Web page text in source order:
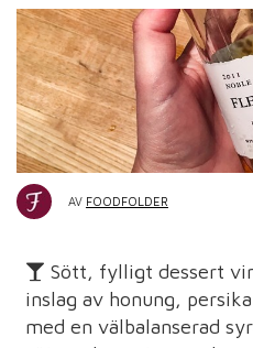
AV FOODFOLDER
Sött, fylligt dessert
inslag av honung,
med en välbalanserad